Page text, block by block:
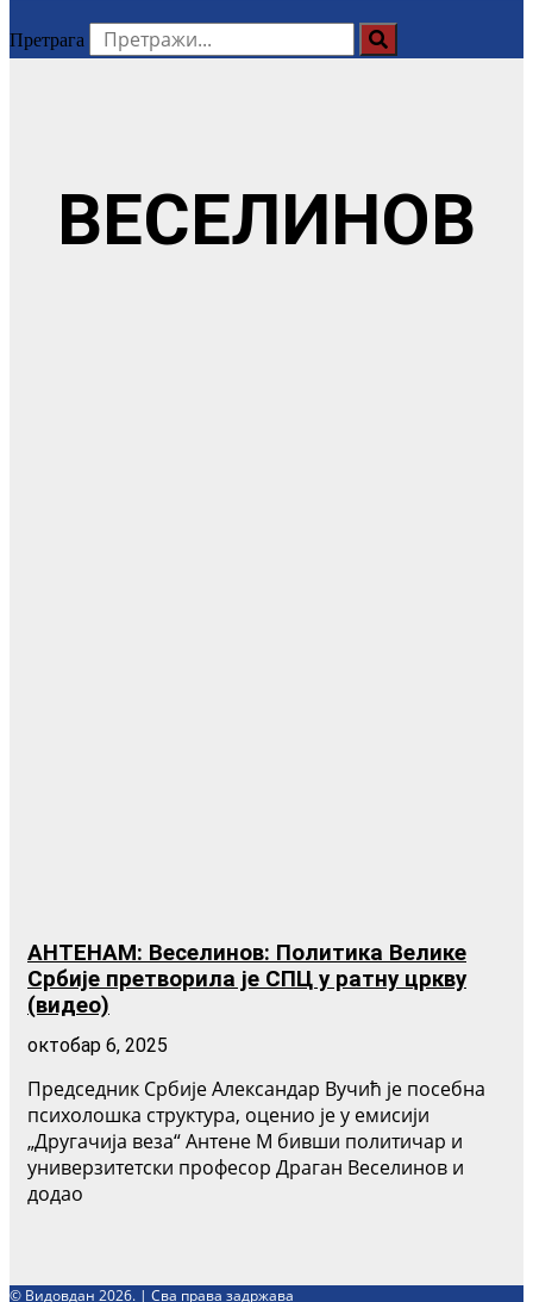
Претрага
ВЕСЕЛИНОВ
АНТЕНАМ: Веселинов: Политика Велике
Србије претворила је СПЦ у ратну цркву
(видео)
октобар 6, 2025
Председник Србије Александар Вучић је посебна
психолошка структура, оценио је у емисији
„Другачија веза“ Антене М бивши политичар и
универзитетски професор Драган Веселинов и
додао
© Видовдан 2026. | Сва права задржава